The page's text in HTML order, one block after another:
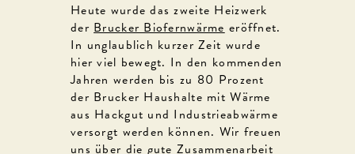
Heute wurde das zweite Heizwerk
der Brucker Biofernwärme eröffnet.
In unglaublich kurzer Zeit wurde
hier viel bewegt. In den kommenden
Jahren werden bis zu 80 Prozent
der Brucker Haushalte mit Wärme
aus Hackgut und Industrieabwärme
versorgt werden können. Wir freuen
uns über die gute Zusammenarbeit